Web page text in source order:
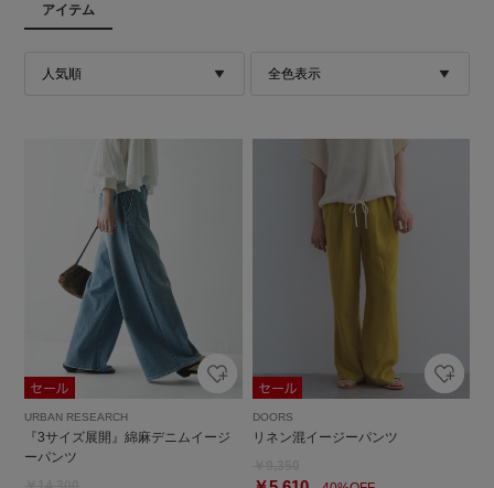
アイテム
URBAN RESEARCH
『3サイズ展開』綿麻デニムイージ
ーパンツ
DOORS
リネン混イージーパンツ